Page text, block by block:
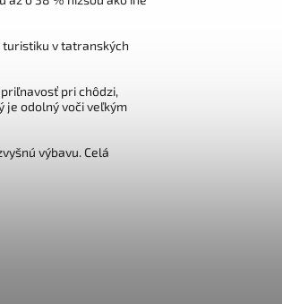
turistiku v tatranských
pri chôdzi,
je odolný voči veľkým
výbavu. Celá